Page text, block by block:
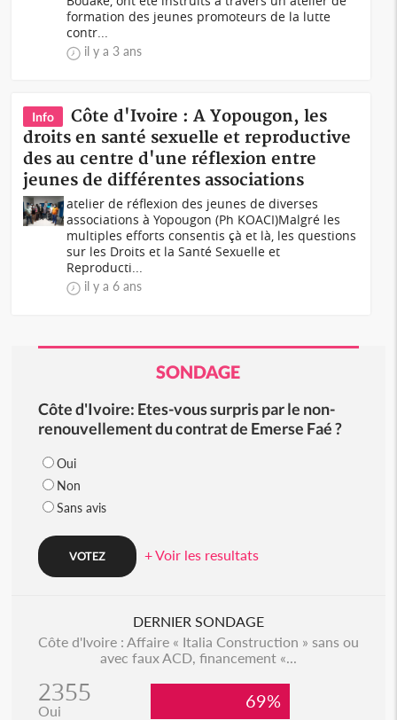
formation des jeunes promoteurs de la lutte
contr...
il y a 3 ans
Info
Côte d'Ivoire : A Yopougon, les
droits en santé sexuelle et reproductive
des au centre d'une réflexion entre
jeunes de différentes associations
atelier de réflexion des jeunes de diverses
associations à Yopougon (Ph KOACI)Malgré les
multiples efforts consentis çà et là, les questions
sur les Droits et la Santé Sexuelle et
Reproducti...
il y a 6 ans
SONDAGE
Côte d'Ivoire: Etes-vous surpris par le non-
renouvellement du contrat de Emerse Faé ?
Oui
Non
Sans avis
+ Voir les resultats
DERNIER SONDAGE
Côte d'Ivoire : Affaire « Italia Construction » sans ou
avec faux ACD, financement «...
2355
Oui 69%